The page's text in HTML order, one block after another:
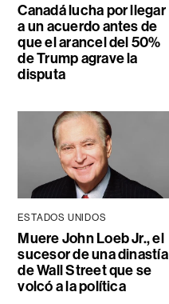
Canadá lucha por llegar
a un acuerdo antes de
que el arancel del 50%
de Trump agrave la
disputa
ESTADOS UNIDOS
Muere John Loeb Jr., el
sucesor de una dinastía
de Wall Street que se
volcó a la política